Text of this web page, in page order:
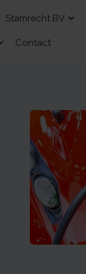
Stamrecht BV
Contact